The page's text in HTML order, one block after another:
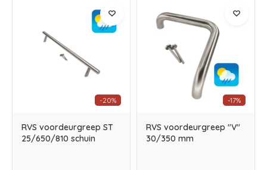
-20%
RVS voordeurgreep ST
25/650/810 schuin
-17%
RVS voordeurgreep "V"
30/350 mm